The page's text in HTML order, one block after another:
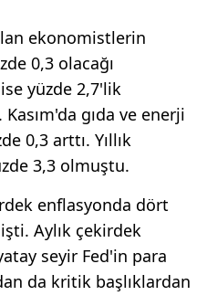
ekonomistlerin
0,3 olacağı
yüzde 2,7'lik
gıda ve enerji
0,3 arttı. Yıllık
3,3 olmuştu.
enflasyonda dört
Aylık çekirdek
seyir Fed'in para
da kritik başlıklardan